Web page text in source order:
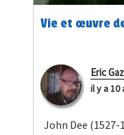
Vie et œuvre
Eric
il y a 10
John Dee